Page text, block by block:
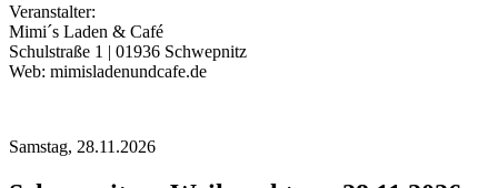
Veranstalter:
Mimi´s Laden & Café
Schulstraße 1 | 01936 Schwepnitz
Web: mimisladenundcafe.de
Samstag, 28.11.2026